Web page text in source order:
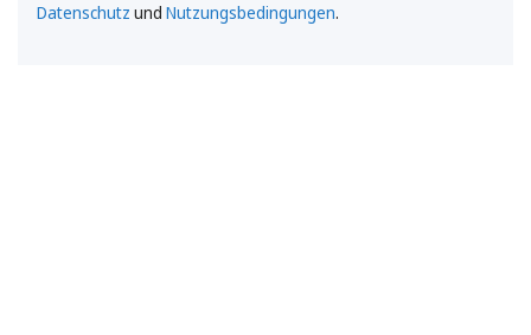
Datenschutz und Nutzungsbedingungen.